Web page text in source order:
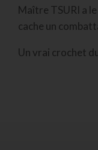
Maître TSURI a
cache un
Un vrai crochet